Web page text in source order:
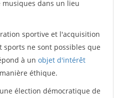
dans un lieu
sportive et l'acquisition
sports ne sont possibles que
à un objet d'intérêt
éthique.
élection démocratique de